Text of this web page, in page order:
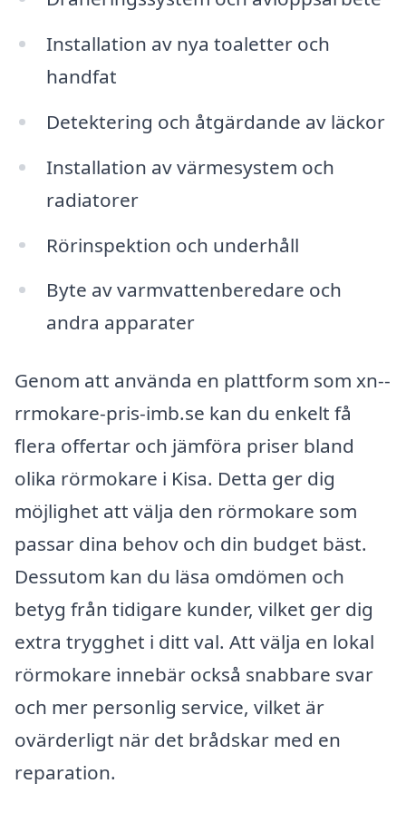
Installation av nya toaletter och
handfat
Detektering och åtgärdande av läckor
Installation av värmesystem och
radiatorer
Rörinspektion och underhåll
Byte av varmvattenberedare och
andra apparater
Genom att använda en plattform som xn--
rrmokare-pris-imb.se kan du enkelt få
flera offertar och jämföra priser bland
olika rörmokare i Kisa. Detta ger dig
möjlighet att välja den rörmokare som
passar dina behov och din budget bäst.
Dessutom kan du läsa omdömen och
betyg från tidigare kunder, vilket ger dig
extra trygghet i ditt val. Att välja en lokal
rörmokare innebär också snabbare svar
och mer personlig service, vilket är
ovärderligt när det brådskar med en
reparation.